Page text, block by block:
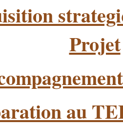
Projet
au